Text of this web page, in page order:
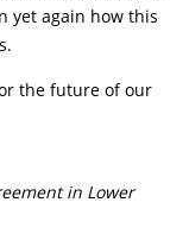
yet again how this
the future of our
in Lower